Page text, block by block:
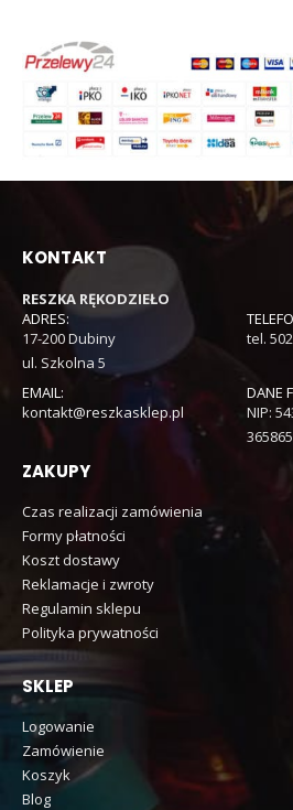
KONTAKT
RESZKA RĘKODZIEŁO
ADRES:
17-200 Dubiny
ul. Szkolna 5
tel.
EMAIL:
kontakt@reszkasklep.pl
DANE
NIP:
ZAKUPY
Czas realizacji zamówienia
Formy płatności
Koszt dostawy
Reklamacje i zwroty
Regulamin sklepu
Polityka prywatności
SKLEP
Logowanie
Zamówienie
Koszyk
Blog